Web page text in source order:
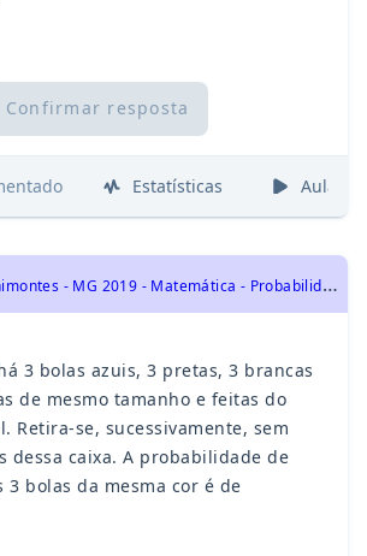
Confirmar resposta
Estatísticas Aulas
U
nimontes - MG 2019 - Matemática - Probabilidade
3 bolas azuis, 3 pretas, 3 brancas
de mesmo tamanho e feitas do
Retira-se, sucessivamente, sem
dessa caixa. A probabilidade de
bolas da mesma cor é de